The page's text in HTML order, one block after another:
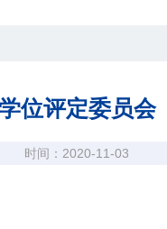
位评定委员会
时间：2020-11-03